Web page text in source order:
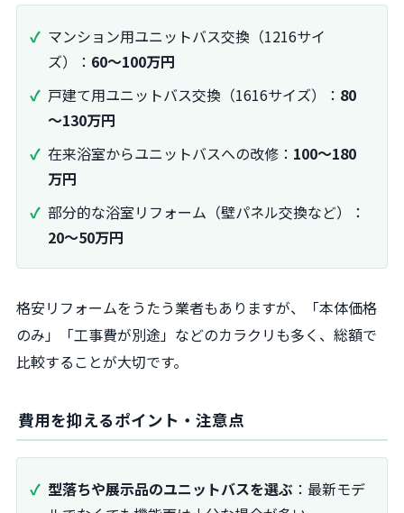
マンション用ユニットバス交換（1216サイ
ズ）： 60～100万円
戸建て用ユニットバス交換（1616サイズ）： 80
～130万円
在来浴室からユニットバスへの改修： 100～180
万円
部分的な浴室リフォーム（壁パネル交換など）：
20～50万円
格安リフォームをうたう業者もありますが、「本体価格
のみ」「工事費が別途」などのカラクリも多く、総額で
比較することが大切です。
費用を抑えるポイント・注意点
型落ちや展示品のユニットバスを選ぶ ：最新モデ